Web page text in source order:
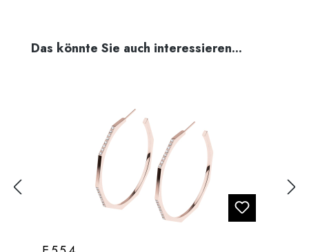
Produktgalerie überspringen
Das könnte Sie auch interessieren...